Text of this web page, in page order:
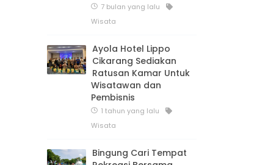
7 bulan yang lalu
Wisata
Ayola Hotel Lippo
Cikarang Sediakan
Ratusan Kamar Untuk
Wisatawan dan
Pembisnis
1 tahun yang lalu
Wisata
Bingung Cari Tempat